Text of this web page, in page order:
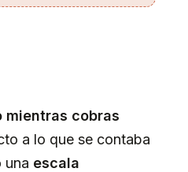
mientras cobras
a lo que se contaba
una escala